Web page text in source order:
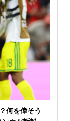
何を偉そう